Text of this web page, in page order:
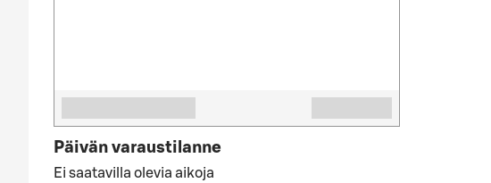
Päivän varaustilanne
Ei saatavilla olevia aikoja